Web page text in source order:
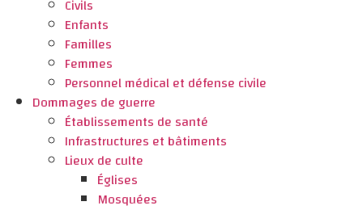
Civils
Enfants
Familles
Femmes
Personnel médical et défense civile
Dommages de guerre
Établissements de santé
Infrastructures et bâtiments
Lieux de culte
Églises
Mosquées